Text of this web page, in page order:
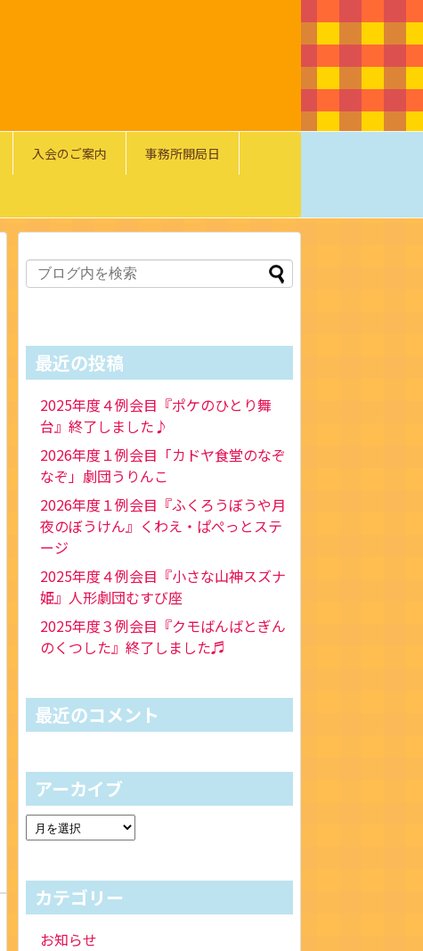
入会のご案内 事務所開局日
最近の投稿
2025年度４例会目『ポケのひとり舞
台』終了しました♪
2026年度１例会目「カドヤ食堂のなぞ
なぞ」劇団うりんこ
2026年度１例会目『ふくろうぼうや月
夜のぼうけん』くわえ・ぱぺっとステ
ージ
2025年度４例会目『小さな山神スズナ
姫』人形劇団むすび座
2025年度３例会目『クモばんばとぎん
のくつした』終了しました♬
最近のコメント
アーカイブ
カテゴリー
お知らせ